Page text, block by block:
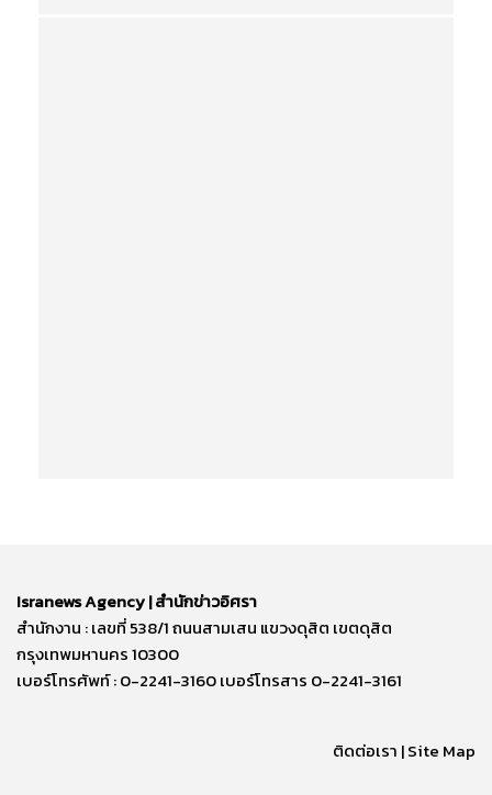
Isranews Agency | สำนักข่าวอิศรา
สำนักงาน : เลขที่ 538/1 ถนนสามเสน แขวงดุสิต เขตดุสิต
กรุงเทพมหานคร 10300
เบอร์โทรศัพท์ : 0-2241-3160 เบอร์โทรสาร 0-2241-3161
ติดต่อเรา | Site Map